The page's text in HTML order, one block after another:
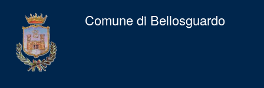
Comune di Bellosguardo